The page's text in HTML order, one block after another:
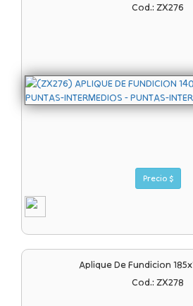
Cod.: ZX276
Precio $
Aplique De Fundicion
Cod.: ZX278